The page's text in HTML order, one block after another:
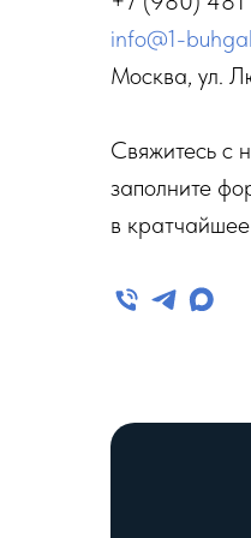
info@1-
Москва, ул.
Свяжитесь с
заполните
в